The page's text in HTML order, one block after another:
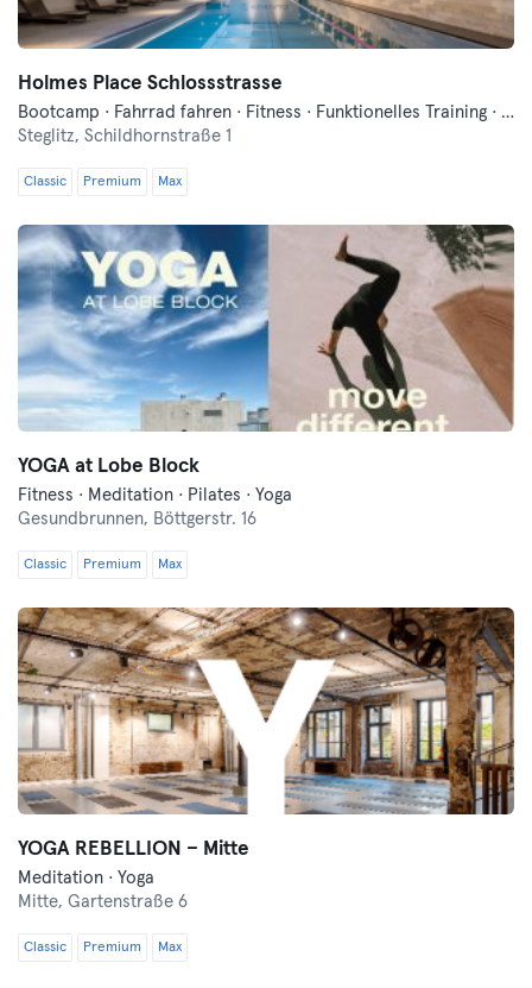
Holmes Place Schlossstrasse
Bootcamp · Fahrrad fahren · Fitness · Funktionelles Training · Hyrox · Pilates · Sauna · Yoga
Steglitz, Schildhornstraße 1
Classic Premium Max
YOGA at Lobe Block
Fitness · Meditation · Pilates · Yoga
Gesundbrunnen, Böttgerstr. 16
Classic Premium Max
YOGA REBELLION – Mitte
Meditation · Yoga
Mitte, Gartenstraße 6
Classic Premium Max